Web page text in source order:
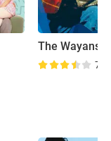
The Wayans
7.3